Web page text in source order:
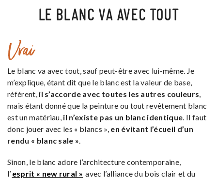
LE BLANC VA AVEC TOUT
Vrai
Le blanc va avec tout, sauf peut-être avec lui-même. Je
m’explique, étant dit que le blanc est la valeur de base,
référent, il s’accorde avec toutes les autres couleurs,
mais étant donné que la peinture ou tout revêtement blanc
est un matériau, il n’existe pas un blanc identique. Il faut
donc jouer avec les « blancs », en évitant l’écueil d’un
rendu « blanc sale ».
Sinon, le blanc adore l’architecture contemporaine,
l’ esprit « new rural » avec l’alliance du bois clair et du